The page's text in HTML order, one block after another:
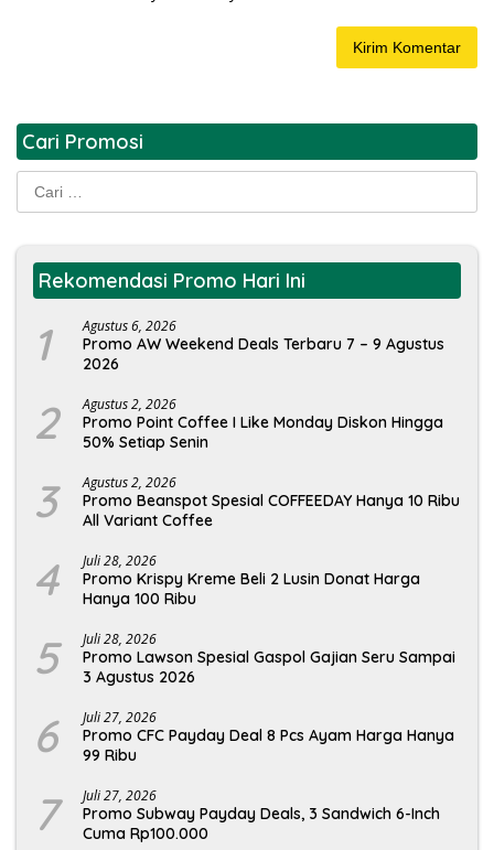
Cari Promosi
Rekomendasi Promo Hari Ini
1 Agustus 6, 2026
Promo AW Weekend Deals Terbaru 7 – 9 Agustus
2026
2 Agustus 2, 2026
Promo Point Coffee I Like Monday Diskon Hingga
50% Setiap Senin
3 Agustus 2, 2026
Promo Beanspot Spesial COFFEEDAY Hanya 10 Ribu
All Variant Coffee
4 Juli 28, 2026
Promo Krispy Kreme Beli 2 Lusin Donat Harga
Hanya 100 Ribu
5 Juli 28, 2026
Promo Lawson Spesial Gaspol Gajian Seru Sampai
3 Agustus 2026
6 Juli 27, 2026
Promo CFC Payday Deal 8 Pcs Ayam Harga Hanya
99 Ribu
7 Juli 27, 2026
Promo Subway Payday Deals, 3 Sandwich 6-Inch
Cuma Rp100.000